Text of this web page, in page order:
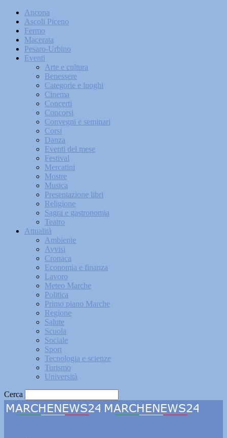
Ancona
Ascoli Piceno
Fermo
Macerata
Pesaro-Urbino
Eventi
Arte e cultura
Benessere
Categorie e luoghi
Cinema
Concerti
Concorsi
Convegni e seminari
Corsi
Danza
Eventi del mese
Festival
Mercatini
Mostre
Musica
Presentazione libri
Religione
Sagra e gastronomia
Teatro
Attualità
Ambiente
Avvisi
Cronaca
Economia e finanza
Lavoro
Meteo Marche
Politica
Primo piano Marche
Regione
Salute
Scuola
Sociale
Sport
Tecnologia e scienze
Turismo
Università
Cerca